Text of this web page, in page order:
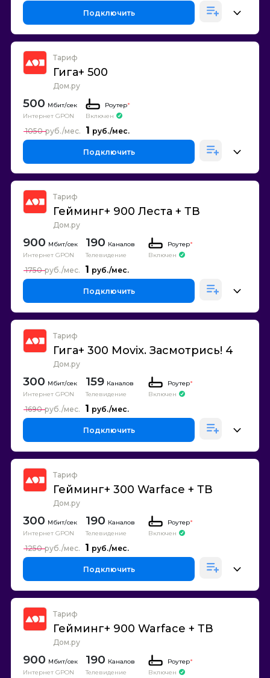
Подключить
Тариф
Гига+ 500
Дом.ру
500
Интернет GPON
Роутер*
Включен
1
1050
Подключить
Тариф
Гейминг+ 900 Леста + ТВ
Дом.ру
900
Интернет GPON
190 Каналов
Телевидение
Роутер*
Включен
1
1750
Подключить
Тариф
Гига+ 300 Movix. Засмотрись! 4
Дом.ру
300
Интернет GPON
159 Каналов
Телевидение
Роутер*
Включен
1
1690
Подключить
Тариф
Гейминг+ 300 Warface + ТВ
Дом.ру
300
Интернет GPON
190 Каналов
Телевидение
Роутер*
Включен
1
1250
Подключить
Тариф
Гейминг+ 900 Warface + ТВ
Дом.ру
900
Интернет GPON
190 Каналов
Телевидение
Роутер*
Включен